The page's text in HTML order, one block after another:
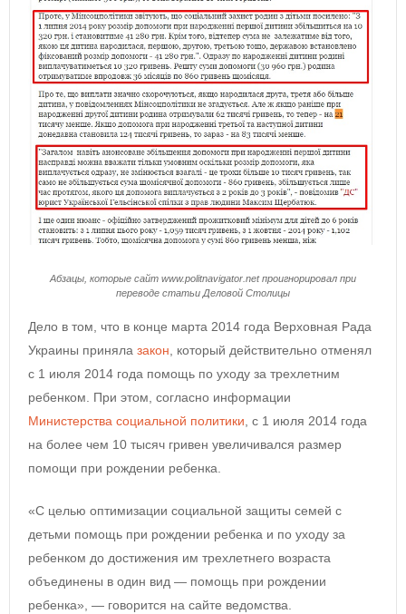
Абзацы, которые сайт www.politnavigator.net проигнорировал при
переводе статьи Деловой Столицы
Дело в том, что в конце марта 2014 года Верховная Рада
Украины приняла закон, который действительно отменял
с 1 июля 2014 года помощь по уходу за трехлетним
ребенком. При этом, согласно информации
Министерства социальной политики, с 1 июля 2014 года
на более чем 10 тысяч гривен увеличивался размер
помощи при рождении ребенка.
«С целью оптимизации социальной защиты семей с
детьми помощь при рождении ребенка и по уходу за
ребенком до достижения им трехлетнего возраста
объединены в один вид — помощь при рождении
ребенка», — говорится на сайте ведомства.